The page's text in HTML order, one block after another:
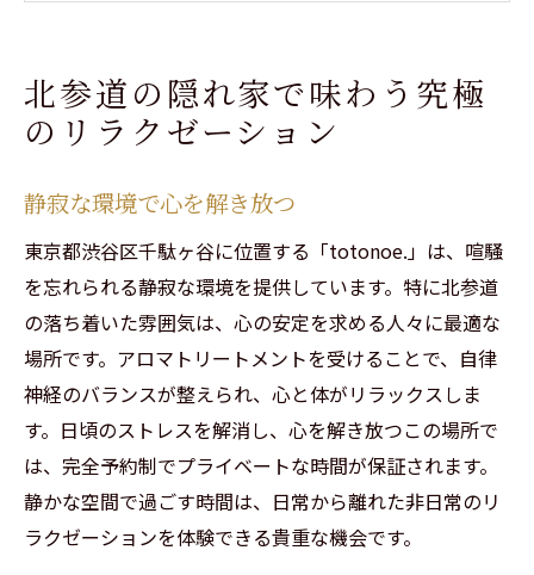
都会の喧騒を忘れる至福のひととき
男性セラピストの施術で肩こりを解消しよう
専門知識を活かした効果的なアプローチ
男性セラピストならではの力強い施術
肩こりが慢性化する原因を知る
施術後のセルフケアアドバイス
お客様の声から見る施術効果
totonoe.で非日常を体験するアロマトリートメ
ント
選べるアロマオイルで自分に合った癒しを
アロマトリートメントの効果と魅力
北参道の隠れ家で味わう究極
のリラクゼーション
静寂な環境で心を解き放つ
東京都渋谷区千駄ヶ谷に位置する「totonoe.」は、喧騒
を忘れられる静寂な環境を提供しています。特に北参道
の落ち着いた雰囲気は、心の安定を求める人々に最適な
場所です。アロマトリートメントを受けることで、自律
神経のバランスが整えられ、心と体がリラックスしま
す。日頃のストレスを解消し、心を解き放つこの場所で
は、完全予約制でプライベートな時間が保証されます。
静かな空間で過ごす時間は、日常から離れた非日常のリ
ラクゼーションを体験できる貴重な機会です。